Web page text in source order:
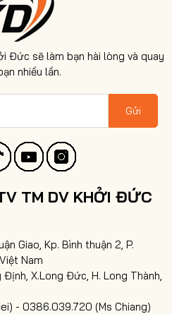
Đức sẽ làm bạn hài lòng và quay
nhiều lần.
Gửi
TM DV KHỞI ĐỨC
Giao, Kp. Bình thuận 2, P.
Nam
Định, X.Long Đức, H. Long Thành,
- 0386.039.720 (Ms Chiang)